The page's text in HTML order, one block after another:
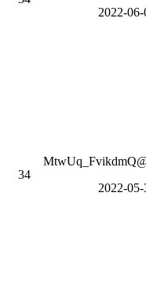
2022-06-
34
2022-05-